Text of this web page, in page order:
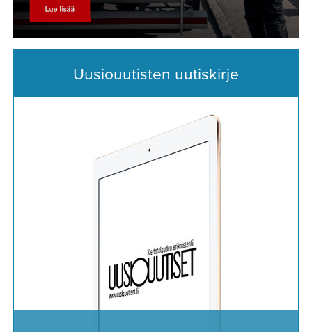
Uusiouutisten uutiskirje